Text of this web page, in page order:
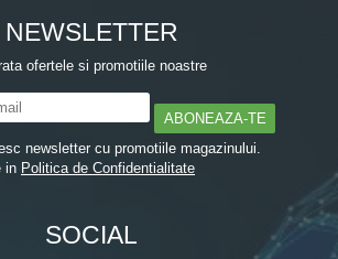
NEWSLETTER
ofertele si promotiile noastre
newsletter cu promotiile magazinului.
in Politica de Confidentialitate
SOCIAL